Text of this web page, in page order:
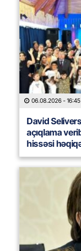
06.08.2026 - 16:45
David
açıqlama
hissəsi